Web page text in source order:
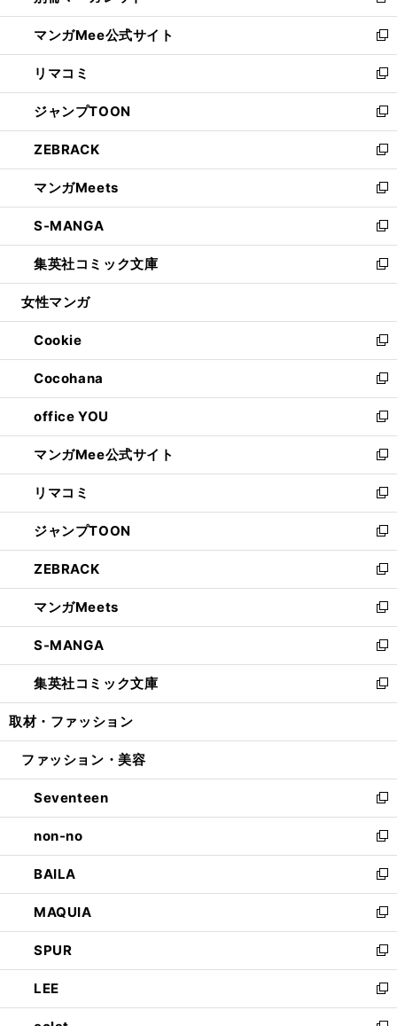
開
く
ン
ド
ウ
で
開
く
ウ
ィ
ン
ド
ウ
で
開
く
し
い
ウ
ィ
ン
ド
ウ
で
開
く
マンガMee公式サイト
新
し
い
ウ
ィ
ン
ド
ウ
で
開
く
リマコミ
新
し
い
ウ
ィ
ン
ド
ウ
で
開
く
ジャンプTOON
新
し
い
ウ
ィ
ン
ド
ウ
で
開
ZEBRACK
新
し
い
ウ
ィ
ン
ド
ウ
開
く
マンガMeets
新
し
い
ウ
ィ
ン
ウ
で
開
く
S-MANGA
新
し
い
ウ
ン
ド
ウ
で
開
く
集英社コミック文庫
新
し
ウ
ィ
ン
ド
ウ
で
開
く
女性マンガ
Cookie
新
し
い
ウ
ィ
ン
ド
ウ
で
開
く
Cocohana
新
し
い
ウ
ィ
ン
ド
ウ
で
開
く
office YOU
新
し
い
ウ
ィ
ン
ド
ウ
で
開
く
マンガMee公式サイト
新
し
い
ウ
ィ
ン
ド
ウ
で
開
く
リマコミ
新
し
い
ウ
ィ
ン
ド
ウ
で
開
く
ジャンプTOON
新
し
い
ウ
ィ
ン
ド
ウ
で
開
ZEBRACK
新
し
い
ウ
ィ
ン
ド
ウ
開
マンガMeets
新
し
い
ウ
ィ
ン
ウ
開
く
S-MANGA
新
し
い
ウ
ン
ウ
で
開
く
集英社コミック文庫
新
し
ウ
ン
ド
ウ
で
開
く
取材・ファッション
ファッション・美容
Seventeen
新
し
い
ウ
ィ
ン
ド
ウ
で
開
く
non-no
新
し
い
ウ
ィ
ン
ド
ウ
で
開
BAILA
新
し
い
ウ
ィ
ン
ド
ウ
MAQUIA
新
し
い
ウ
ィ
ン
SPUR
新
し
い
ウ
LEE
新
し